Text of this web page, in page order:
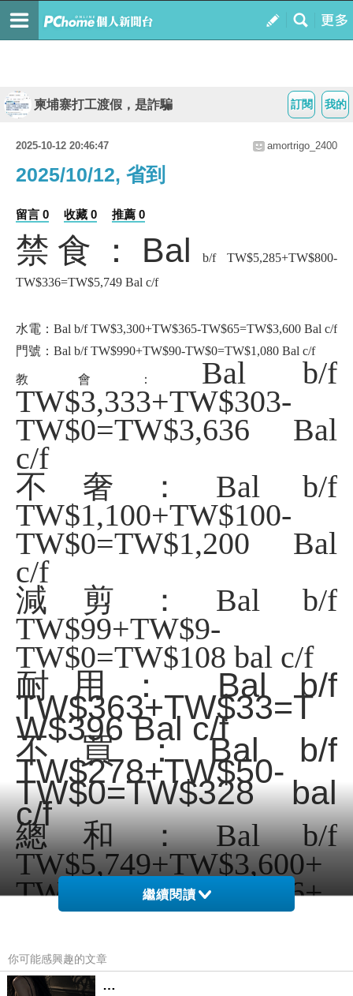
我的
訂閱
柬埔寨打工渡假，是詐騙
2025-10-12 20:46:47 amortrigo_2400
2025/10/12, 省到
留言 0 收藏 0 推薦 0
禁食：Bal
b/f TW$5,285+TW$800-
TW$336=TW$5,749 Bal c/f
水電：Bal b/f TW$3,300+TW$365-TW$65=TW$3,600 Bal c/f
門號：Bal b/f TW$990+TW$90-TW$0=TW$1,080 Bal c/f
教會： Bal b/f
TW$3,333+TW$303-
TW$0=TW$3,636 Bal
c/f
不奢： Bal b/f
TW$1,100+TW$100-
TW$0=TW$1,200 Bal
c/f
減剪：Bal b/f
TW$99+TW$9-
TW$0=TW$108 bal c/f
耐用： Bal b/f
TW$363+TW$33=T
W$396 Bal c/f
不買：Bal b/f
TW$278+TW$50-
TW$0=TW$328 bal
c/f
總和：Bal b/f
TW$5,749+TW$3,600+
TW$1,080+TW$3,636+
TW$1,200+TW$108+T
W$396+TW$328=TW$1
6,097 Bal c/f
繼續閱讀
你可能感興趣的文章
…